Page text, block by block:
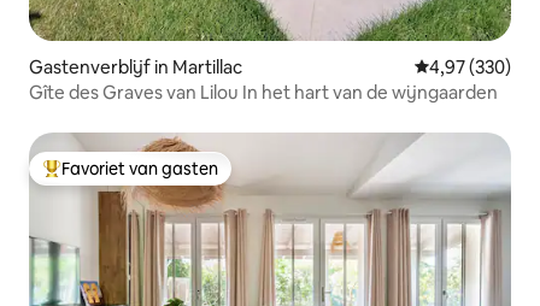
Gastenverblijf in Martillac Gemiddelde
4,97 (330)
Gîte des Graves van Lilou In het hart van de wijngaarden
Topfavoriet van gasten
Favoriet van gasten